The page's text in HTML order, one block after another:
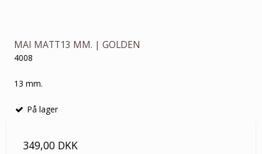
MAI MATT13 MM. | GOLDEN
4008
13 mm.
På lager
349,00 DKK